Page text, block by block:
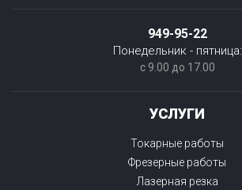
949-95-22
Понедельник - пятница:
с 9.00 до 17.00
УСЛУГИ
Токарные работы
Фрезерные работы
Лазерная резка